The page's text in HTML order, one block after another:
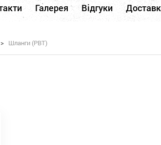
Галерея Відгуки
> Шланги (РВТ)